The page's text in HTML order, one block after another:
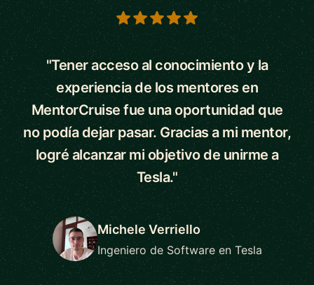
5 out of 5 stars
"Tener acceso al conocimiento y la
experiencia de los mentores en
MentorCruise fue una oportunidad que
no podía dejar pasar. Gracias a mi mentor,
logré alcanzar mi objetivo de unirme a
Tesla."
Michele Verriello
Ingeniero de Software en Tesla